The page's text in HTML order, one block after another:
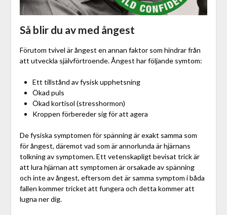
Så blir du av med ångest
Förutom tvivel är ångest en annan faktor som hindrar från
att utveckla självförtroende. Ångest har följande symtom:
Ett tillstånd av fysisk upphetsning
Ökad puls
Ökad kortisol (stresshormon)
Kroppen förbereder sig för att agera
De fysiska symptomen för spänning är exakt samma som
för ångest, däremot vad som är annorlunda är hjärnans
tolkning av symptomen. Ett vetenskapligt bevisat trick är
att lura hjärnan att symptomen är orsakade av spänning
och inte av ångest, eftersom det är samma symptom i båda
fallen kommer tricket att fungera och detta kommer att
lugna ner dig.